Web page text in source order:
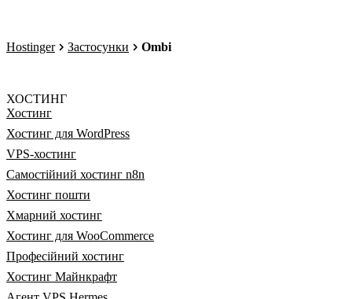
Hostinger Застосунки Ombi
ХОСТИНГ
Хостинг
Хостинг для WordPress
VPS-хостинг
Самостійний хостинг n8n
Хостинг пошти
Хмарний хостинг
Хостинг для WooCommerce
Професійний хостинг
Хостинг Майнкрафт